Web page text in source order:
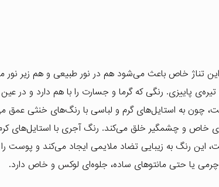
این تناژ خاص باعث می‌شود هم در نور طبیعی و هم زیر نور
پاییزی. رنگی که گرما و جسارت را با هم دارد و در
چون به استایل‌های گرم و لباسی با رنگ‌های خنثی عمق
و چشمگیر خلق می‌کند. رنگ آجری با استایل‌های
این رنگ به زیبایی تضاد ملایمی ایجاد می‌کند و پوست را
یا حتی مانتوهای ساده، جلوه‌ای لوکس و خاص دارد.